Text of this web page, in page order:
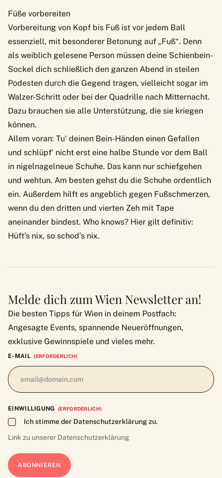
Füße vorbereiten
Vorbereitung von Kopf bis Fuß ist vor jedem Ball
essenziell, mit besonderer Betonung auf „Fuß“. Denn
als weiblich gelesene Person müssen deine Schienbein-
Sockel dich schließlich den ganzen Abend in steilen
Podesten durch die Gegend tragen, vielleicht sogar im
Walzer-Schritt oder bei der Quadrille nach Mitternacht.
Dazu brauchen sie alle Unterstützung, die sie kriegen
können.
Allem voran: Tu‘ deinen Bein-Händen einen Gefallen
und schlüpf‘ nicht erst eine halbe Stunde vor dem Ball
in nigelnagelneue Schuhe. Das kann nur schiefgehen
und wehtun. Am besten gehst du die Schuhe ordentlich
ein. Außerdem hilft es angeblich gegen Fußschmerzen,
wenn du den dritten und vierten Zeh mit Tape
aneinander bindest. Who knows? Hier gilt definitiv:
Hüft’s nix, so schod’s nix.
Melde dich zum Wien Newsletter an!
Die besten Tipps für Wien in deinem Postfach:
Angesagte Events, spannende Neueröffnungen,
exklusive Gewinnspiele und vieles mehr.
E-MAIL (ERFORDERLICH)
EINWILLIGUNG (ERFORDERLICH)
Ich stimme der Datenschutzerklärung zu.
Link zu unserer Datenschutzerklärung